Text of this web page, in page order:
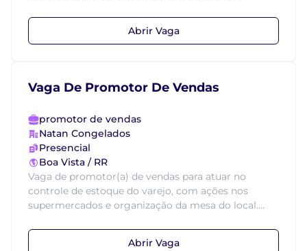
Abrir Vaga
Vaga De Promotor De Vendas
promotor de vendas
Natan Congelados
Presencial
Boa Vista / RR
Vaga de promotor(a) de vendas para atuar no
controle de estoque do varejo, com ações nos
supermercados e organização da mesa do local....
Abrir Vaga